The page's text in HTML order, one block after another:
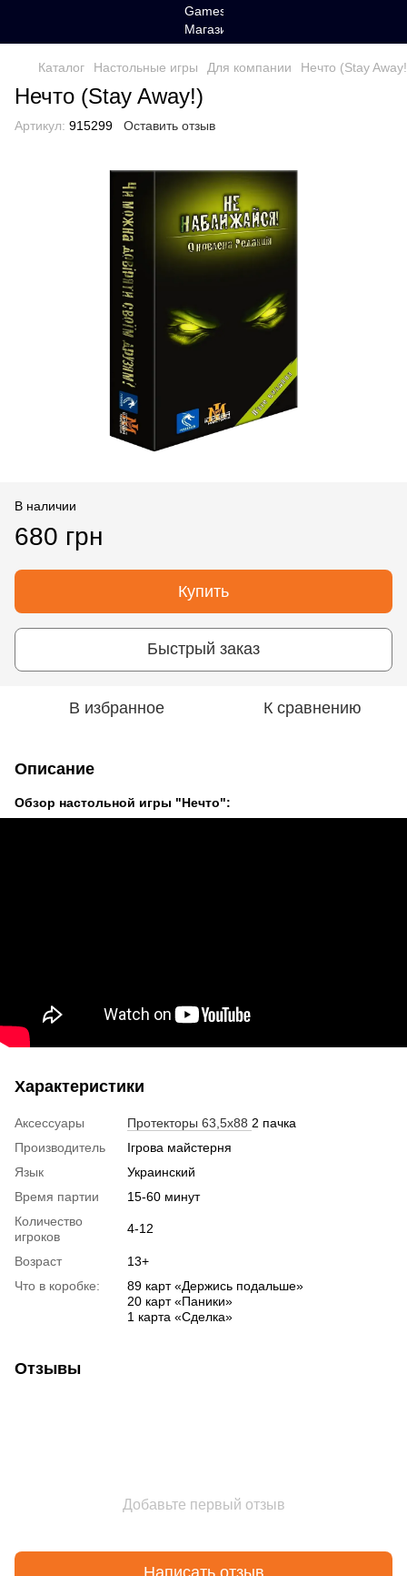
Каталог Настольные игры Для компании Нечто (Stay
Нечто (Stay Away!)
Артикул: 915299 Оставить отзыв
В наличии
680 грн
Купить
Быстрый заказ
В избранное К сравнению
Описание
Обзор настольной игры "Нечто":
Характеристики
Аксессуары Протекторы 63,5х88 2 пачка
Производитель
Ігрова майстерня
Язык
Украинский
Время партии
15-60 минут
Количество
игроков
4-12
Возраст
13+
Что в коробке:
89 карт «Держись подальше»
20 карт «Паники»
1 карта «Сделка»
Отзывы
Добавьте первый отзыв